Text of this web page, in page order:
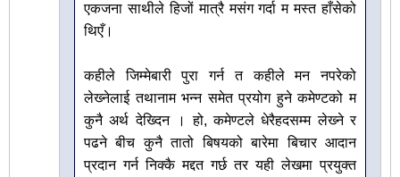
एकजना साथीले हिजों मात्रै मसंग गर्दा म मस्त हाँसेको
थिएँ।
कहीले जिम्मेबारी पुरा गर्न त कहीले मन नपरेको
लेख्‍नेलाई तथानाम भन्न समेत प्रयोग हुने कमेण्टको म
कुनै अर्थ देख्दिन । हो, कमेण्टले धेरैहदसम्म लेख्‍ने र
पढने बीच कुनै तातो बिषयको बारेमा बिचार आदान
प्रदान गर्न निक्कै मद्दत गर्छ तर यही लेखमा प्रयुक्त